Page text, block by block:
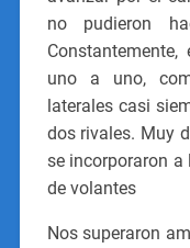
no pudieron
uno a uno,
laterales casi
dos rivales. Muy
se incorporaron
de volantes
Nos superaron